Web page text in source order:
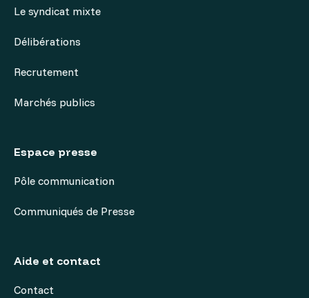
Le syndicat mixte
Délibérations
Recrutement
Marchés publics
Espace presse
Pôle communication
Communiqués de Presse
Aide et contact
Contact